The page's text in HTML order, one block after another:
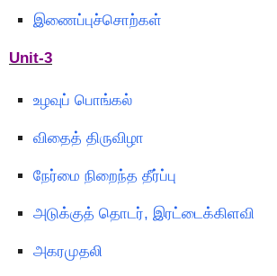
இணைப்புச்சொற்கள்
Unit-3
உழவுப் பொங்கல்
விதைத் திருவிழா
நேர்மை நிறைந்த தீர்ப்பு
அடுக்குத் தொடர், இரட்டைக்கிளவி
அகரமுதலி